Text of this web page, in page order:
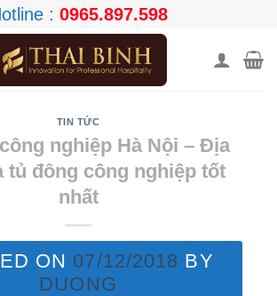
: 0965.897.598
TIN TỨC
nghiệp Hà Nội – Địa
tủ đông công nghiệp tốt
nhất
ON 07/12/2018 BY
DUONG